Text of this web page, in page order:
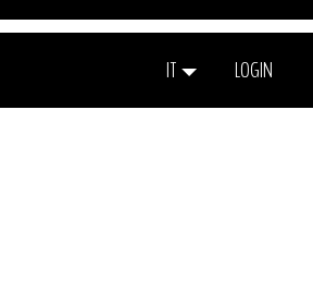
IT LOGIN